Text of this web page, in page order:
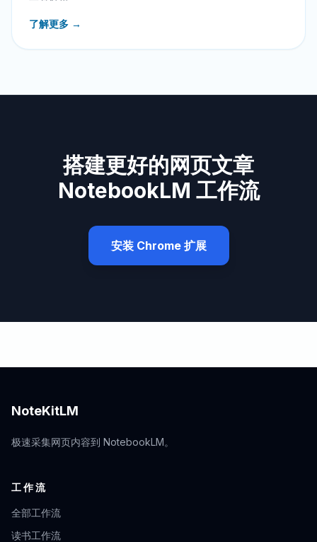
了解更多 →
搭建更好的网页文章
NotebookLM 工作流
安装 Chrome 扩展
NoteKitLM
极速采集网页内容到 NotebookLM。
工作流
全部工作流
读书工作流